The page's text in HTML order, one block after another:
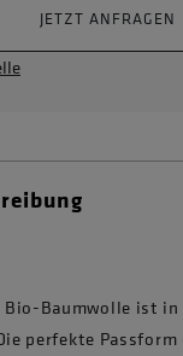
JETZT ANFRAGEN
Bio-Baumwolle ist
perfekte